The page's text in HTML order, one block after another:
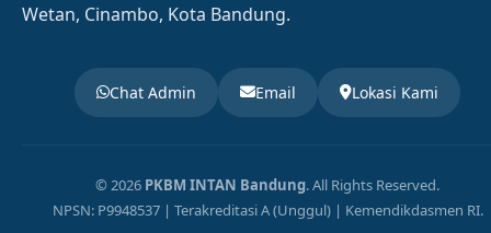
Wetan, Cinambo, Kota Bandung.
Chat Admin Email Lokasi Kami
© 2026 PKBM INTAN Bandung. All Rights Reserved.
NPSN: P9948537 | Terakreditasi A (Unggul) | Kemendikdasmen RI.